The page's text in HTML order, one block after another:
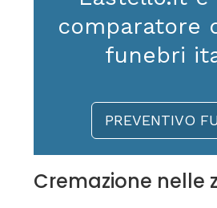
comparatore
funebri
PREVENTIVO
Cremazione nelle